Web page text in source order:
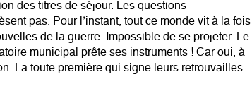
des titres de séjour. Les questions
pas. Pour l’instant, tout ce monde vit à la fois
de la guerre. Impossible de se projeter. Le
municipal prête ses instruments ! Car oui, à
La toute première qui signe leurs retrouvailles